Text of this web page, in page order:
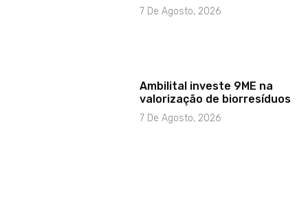
7 De Agosto, 2026
Ambilital investe 9ME na
valorização de biorresíduos
7 De Agosto, 2026